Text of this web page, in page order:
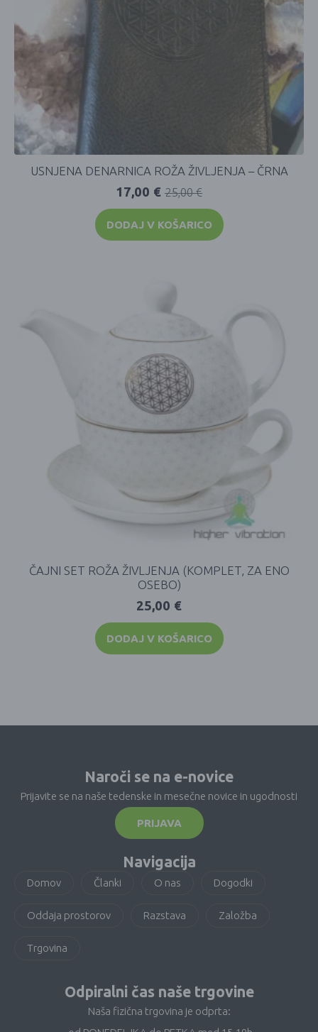
USNJENA DENARNICA ROŽA ŽIVLJENJA – ČRNA
25,00€
17,00 €
DODAJ V KOŠARICO
ČAJNI SET ROŽA ŽIVLJENJA (KOMPLET, ZA ENO
OSEBO)
25,00 €
DODAJ V KOŠARICO
Naroči se na e-novice
Prijavite se na naše tedenske in mesečne novice in ugodnosti
PRIJAVA
Navigacija
Domov Članki O nas Dogodki
Oddaja prostorov Razstava Založba
Trgovina
Odpiralni čas naše trgovine
Naša fizična trgovina je odprta: